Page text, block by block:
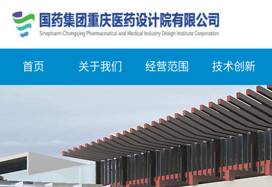
首页 关于我们 经营范围 技术创新